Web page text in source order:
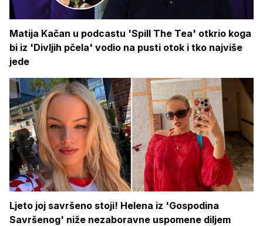
Matija Kačan u podcastu 'Spill The Tea' otkrio koga
bi iz 'Divljih pčela' vodio na pusti otok i tko najviše
jede
Ljeto joj savršeno stoji! Helena iz 'Gospodina
Savršenog' niže nezaboravne uspomene diljem